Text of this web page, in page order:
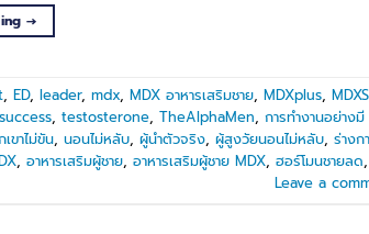
→
, ED, leader, mdx, MDX อาหารเสริมชาย, MDXplus, MDXS
success, testosterone, TheAlphaMen, การทำงานอย่างมี
ขาไม่ขัน, นอนไม่หลับ, ผู้นำตัวจริง, ผู้สูงวัยนอนไม่หลับ, ร่างก
, อาหารเสริมผู้ชาย, อาหารเสริมผู้ชาย MDX, ฮอร์โมนชายลด,
Leave a